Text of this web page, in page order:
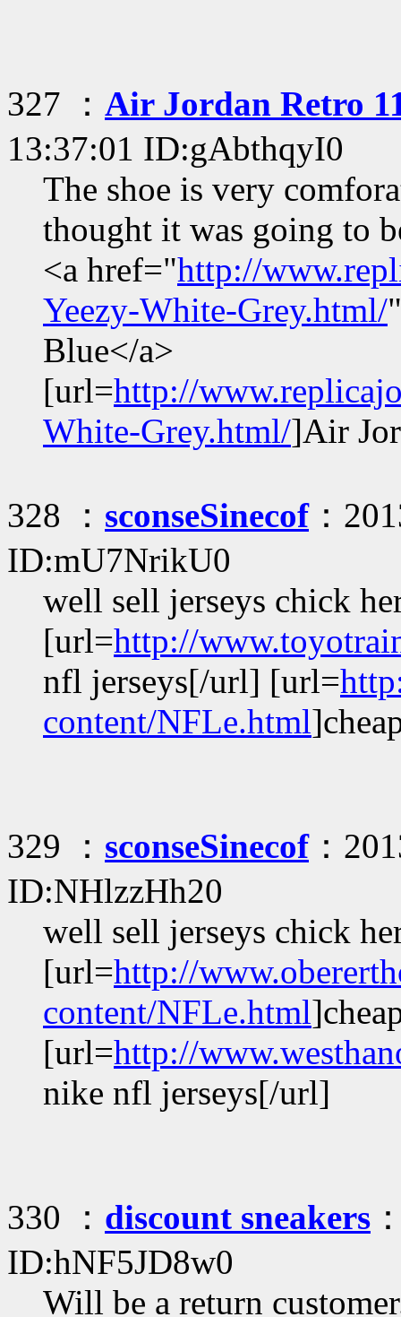
327 ： Air Jordan Retro
13:37:01 ID:gAbthqyI0
The shoe is very
thought it was going to
<a href="http://
Yeezy-White-Grey.html/
Blue</a>
[url=http://
White-Grey.html/]Air
328 ： sconseSinecof：
ID:mU7NrikU0
well sell jerseys chick
[url=http://
nfl jerseys[/url] [url=
content/NFLe.html
329 ： sconseSinecof：
ID:NHlzzHh20
well sell jerseys chick
[url=http://
content/NFLe.html
[url=http://
nike nfl jerseys[/url]
330 ： discount sneakers
ID:hNF5JD8w0
Will be a return